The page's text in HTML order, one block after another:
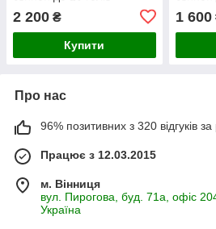
2 200 ₴
Купити
1 600
Про нас
96% позитивних з 320 відгуків за
Працює з 12.03.2015
м. Вінниця
вул. Пирогова, буд. 71а, офіс
Україна